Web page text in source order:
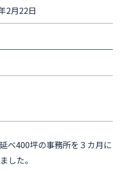
2月22日
べ400坪の事務所を３カ月に
した。